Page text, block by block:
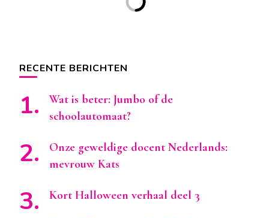
RECENTE BERICHTEN
Wat is beter: Jumbo of de
schoolautomaat?
Onze geweldige docent Nederlands:
mevrouw Kats
Kort Halloween verhaal deel 3